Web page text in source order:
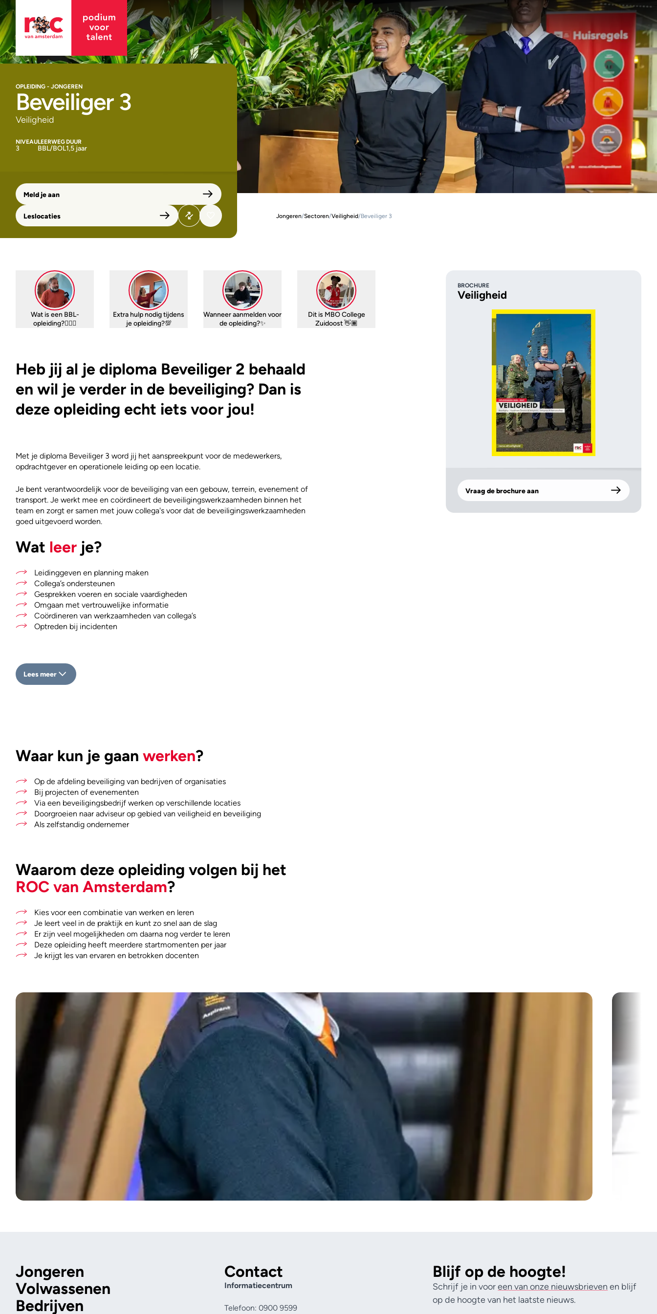
OPLEIDING - JONGEREN
Beveiliger 3
Veiligheid
NIVEAU
3
LEERWEG
BBL/BOL
DUUR
1,5 jaar
Meld je aan
Leslocaties Jongeren/Sectoren/Veiligheid/Beveiliger 3
Wat is een BBL-
opleiding?🤷🏼‍♀️
Extra hulp nodig tijdens
je opleiding?💯
Wanneer aanmelden voor
de opleiding?✨
Dit is MBO College
Zuidoost 👋🏾
Heb jij al je diploma Beveiliger 2 behaald
en wil je verder in de beveiliging? Dan is
deze opleiding echt iets voor jou!
Met je diploma Beveiliger 3 word jij het aanspreekpunt voor de medewerkers,
opdrachtgever en operationele leiding op een locatie.
Je bent verantwoordelijk voor de beveiliging van een gebouw, terrein, evenement of
transport. Je werkt mee en coördineert de beveiligingswerkzaamheden binnen het
team en zorgt er samen met jouw collega's voor dat de beveiligingswerkzaamheden
goed uitgevoerd worden.
Wat leer je?
Leidinggeven en planning maken
Collega’s ondersteunen
Gesprekken voeren en sociale vaardigheden
Omgaan met vertrouwelijke informatie
Coördineren van werkzaamheden van collega’s
Optreden bij incidenten
Lees meer
BROCHURE
Veiligheid
Vraag de brochure aan
Waar kun je gaan werken?
Op de afdeling beveiliging van bedrijven of organisaties
Bij projecten of evenementen
Via een beveiligingsbedrijf werken op verschillende locaties
Doorgroeien naar adviseur op gebied van veiligheid en beveiliging
Als zelfstandig ondernemer
Waarom deze opleiding volgen bij het
ROC van Amsterdam?
Kies voor een combinatie van werken en leren
Je leert veel in de praktijk en kunt zo snel aan de slag
Er zijn veel mogelijkheden om daarna nog verder te leren
Deze opleiding heeft meerdere startmomenten per jaar
Je krijgt les van ervaren en betrokken docenten
Jongeren
Volwassenen
Bedrijven
Contact
Informatiecentrum
Telefoon: 0900 9599
Blijf op de hoogte!
Schrijf je in vooreen van onze nieuwsbrieven en blijf
op de hoogte van het laatste nieuws.